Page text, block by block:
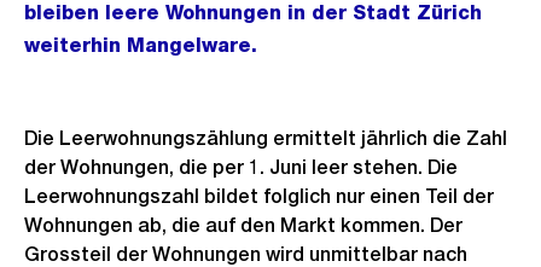
bleiben leere Wohnungen in der Stadt Zürich
weiterhin Mangelware.
Die Leerwohnungszählung ermittelt jährlich die Zahl
der Wohnungen, die per 1. Juni leer stehen. Die
Leerwohnungszahl bildet folglich nur einen Teil der
Wohnungen ab, die auf den Markt kommen. Der
Grossteil der Wohnungen wird unmittelbar nach